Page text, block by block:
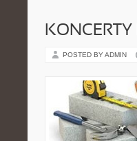
POSTED BY ADMIN